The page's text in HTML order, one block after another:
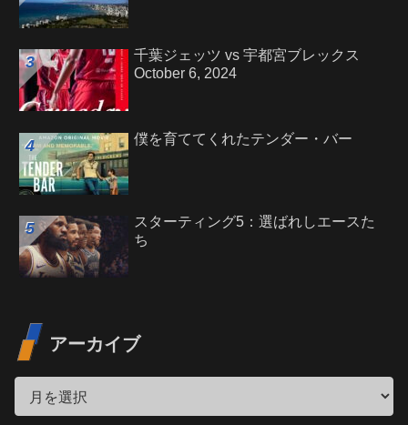
千葉ジェッツ vs 宇都宮ブレックス
October 6, 2024
僕を育ててくれたテンダー・バー
スターティング5：選ばれしエースた
ち
アーカイブ